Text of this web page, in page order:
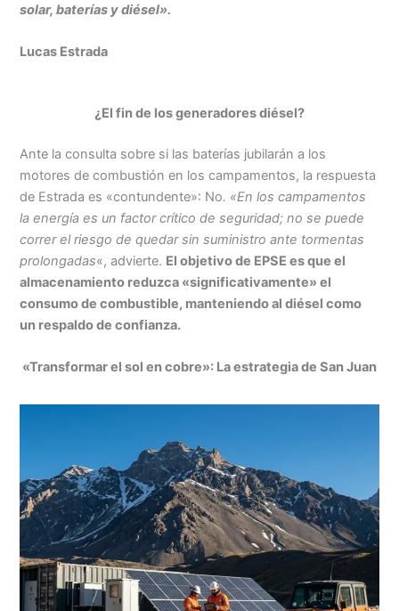
solar, baterías y diésel».
Lucas Estrada
¿El fin de los generadores diésel?
Ante la consulta sobre si las baterías jubilarán a los
motores de combustión en los campamentos, la respuesta
de Estrada es «contundente»: No. «En los campamentos
la energía es un factor crítico de seguridad; no se puede
correr el riesgo de quedar sin suministro ante tormentas
prolongadas«, advierte. El objetivo de EPSE es que el
almacenamiento reduzca «significativamente» el
consumo de combustible, manteniendo al diésel como
un respaldo de confianza.
«Transformar el sol en cobre»: La estrategia de San Juan